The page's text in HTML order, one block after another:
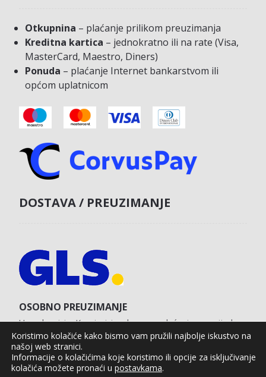
Otkupnina – plaćanje prilikom preuzimanja
Kreditna kartica – jednokratno ili na rate (Visa,
MasterCard, Maestro, Diners)
Ponuda – plaćanje Internet bankarstvom ili
općom uplatnicom
DOSTAVA / PREUZIMANJE
OSOBNO PREUZIMANJE
U poslovnici u Koprivnici s obvezom plaćanja unaprijed
karticom na web shopu.
Agro Moto Shop © 2025. Izrada web shopa:
Koristimo kolačiće kako bismo vam pružili najbolje iskustvo na
našoj web stranici.
Informacije o kolačićima koje koristimo ili opcije za isključivanje
kolačića možete pronaći u postavkama.